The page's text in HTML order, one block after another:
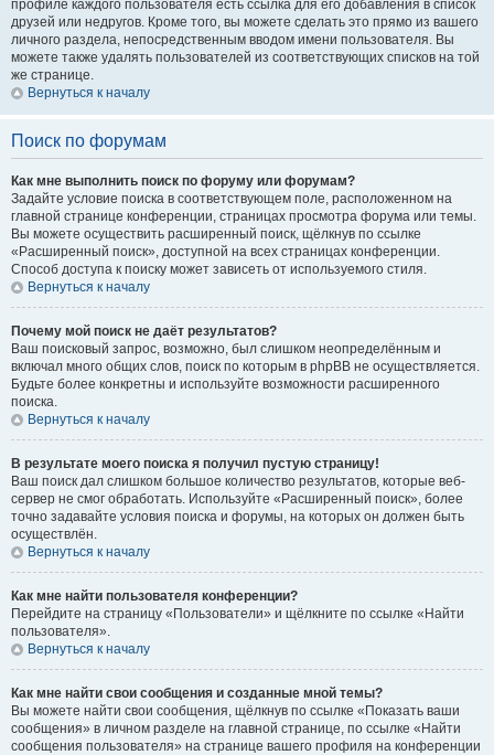
профиле каждого пользователя есть ссылка для его добавления в список
друзей или недругов. Кроме того, вы можете сделать это прямо из вашего
личного раздела, непосредственным вводом имени пользователя. Вы
можете также удалять пользователей из соответствующих списков на той
же странице.
Вернуться к началу
Поиск по форумам
Как мне выполнить поиск по форуму или форумам?
Задайте условие поиска в соответствующем поле, расположенном на
главной странице конференции, страницах просмотра форума или темы.
Вы можете осуществить расширенный поиск, щёлкнув по ссылке
«Расширенный поиск», доступной на всех страницах конференции.
Способ доступа к поиску может зависеть от используемого стиля.
Вернуться к началу
Почему мой поиск не даёт результатов?
Ваш поисковый запрос, возможно, был слишком неопределённым и
включал много общих слов, поиск по которым в phpBB не осуществляется.
Будьте более конкретны и используйте возможности расширенного
поиска.
Вернуться к началу
В результате моего поиска я получил пустую страницу!
Ваш поиск дал слишком большое количество результатов, которые веб-
сервер не смог обработать. Используйте «Расширенный поиск», более
точно задавайте условия поиска и форумы, на которых он должен быть
осуществлён.
Вернуться к началу
Как мне найти пользователя конференции?
Перейдите на страницу «Пользователи» и щёлкните по ссылке «Найти
пользователя».
Вернуться к началу
Как мне найти свои сообщения и созданные мной темы?
Вы можете найти свои сообщения, щёлкнув по ссылке «Показать ваши
сообщения» в личном разделе на главной странице, по ссылке «Найти
сообщения пользователя» на странице вашего профиля на конференции